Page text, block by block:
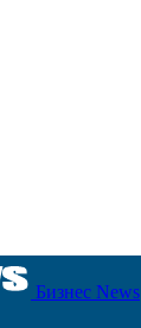
Бизнес News